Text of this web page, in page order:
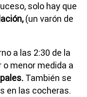
solo hay que
(un varón de
a las 2:30 de la
menor medida a
También se
en las cocheras.